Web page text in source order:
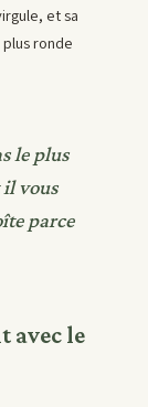
et sa
ronde
le plus
il vous
parce
avec le